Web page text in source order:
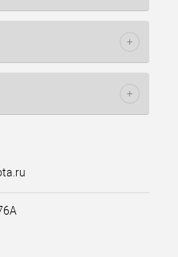
плойки: 9 мм
нагрев
температуры от
шнур: 2,8 м
32W